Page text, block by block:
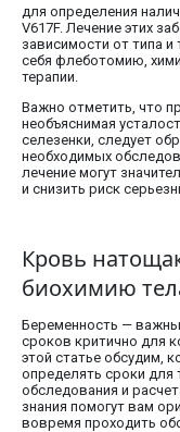
для определения
V617F. Лечение этих
зависимости от типа
себя флеботомию,
терапии.
Важно отметить, что
необъяснимая
селезенки, следует
необходимых
лечение могут
и снизить риск
Кровь
биохимию
Беременность —
сроков критично для
этой статье обсудим,
определять сроки для
обследования и
знания помогут вам
вовремя проходить